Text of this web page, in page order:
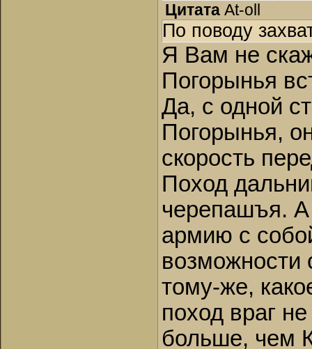
Цитата At-oll
По поводу
Я Вам не
Погорынья
Да, с одной
Погорынья,
скорость
Поход
черепашъя. А
армию с
возможности
тому-же,
поход враг
больше, чем